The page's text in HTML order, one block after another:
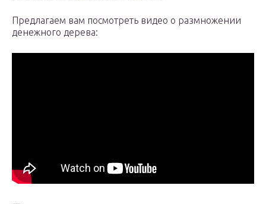
Предлагаем вам посмотреть видео о размножении
денежного дерева: